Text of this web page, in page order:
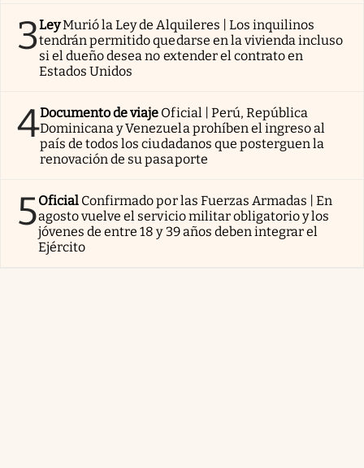
3LeyMurió la Ley de Alquileres | Los inquilinos
tendrán permitido quedarse en la vivienda incluso
si el dueño desea no extender el contrato en
Estados Unidos
4Documento de viaje Oficial | Perú, República
Dominicana y Venezuela prohíben el ingreso al
país de todos los ciudadanos que posterguen la
renovación de su pasaporte
5Oficial Confirmado por las Fuerzas Armadas | En
agosto vuelve el servicio militar obligatorio y los
jóvenes de entre 18 y 39 años deben integrar el
Ejército